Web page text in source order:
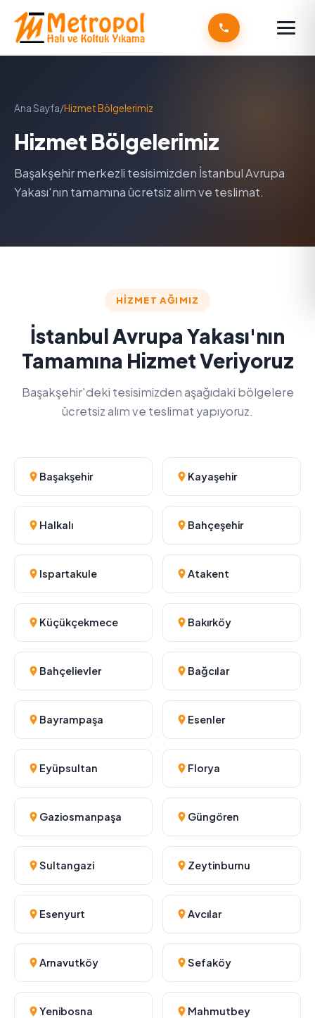
Ana Sayfa/Hizmet Bölgelerimiz
Hizmet Bölgelerimiz
Başakşehir merkezli tesisimizden İstanbul Avrupa
Yakası'nın tamamına ücretsiz alım ve teslimat.
HIZMET AĞIMIZ
İstanbul Avrupa Yakası'nın
Tamamına Hizmet Veriyoruz
Başakşehir'deki tesisimizden aşağıdaki bölgelere
ücretsiz alım ve teslimat yapıyoruz.
Başakşehir Kayaşehir
Halkalı Bahçeşehir
Ispartakule Atakent
Küçükçekmece Bakırköy
Bahçelievler Bağcılar
Bayrampaşa Esenler
Eyüpsultan Florya
Gaziosmanpaşa Güngören
Sultangazi Zeytinburnu
Esenyurt Avcılar
Arnavutköy Sefaköy
Yenibosna Mahmutbey